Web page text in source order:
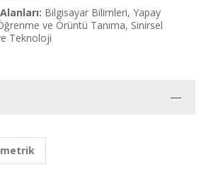
Bilgisayar Bilimleri, Yapay
ve Örüntü Tanıma, Sinirsel
Teknoloji